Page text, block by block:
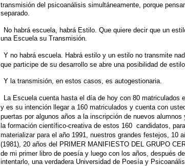
transmisión del psicoanálisis simultáneamente, porque
separado.
No habrá escuela, habrá Estilo. Que quiere decir que un
una Escuela su Transmisión.
Y no habrá escuela. Habrá estilo y un estilo no transmite
que participe de su desarrollo se abre una posibilidad de
Y la transmisión, en estos casos, es autogestionaria.
La Escuela cuenta hasta el día de hoy con 80 matriculados
y es su intención llegar a 160 matriculados y cuenta con
puertas por algunos años a la inscripción de nuevos alumnos
la formación científico-creativa de estos 160 candidatos,
materializar para el año 1991, nuestros grandes festejos, 10
(1981), 20 años del PRIMER MANIFIESTO DEL GRUPO
de mi primer libro de poesía y luego con los años, después
intentarlo, una verdadera Universidad de Poesía y